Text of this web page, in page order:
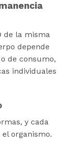
de la misma
depende
de consumo,
individuales
y cada
organismo.